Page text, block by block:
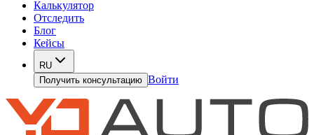
Калькулятор
Отследить
Блог
Кейсы
RU
Получить консультацию Войти